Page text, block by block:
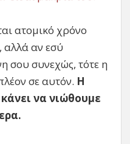
ατομικό χρόνο
αλλά αν εσύ
σου συνεχώς, τότε η
σε αυτόν. Η
να νιώθουμε